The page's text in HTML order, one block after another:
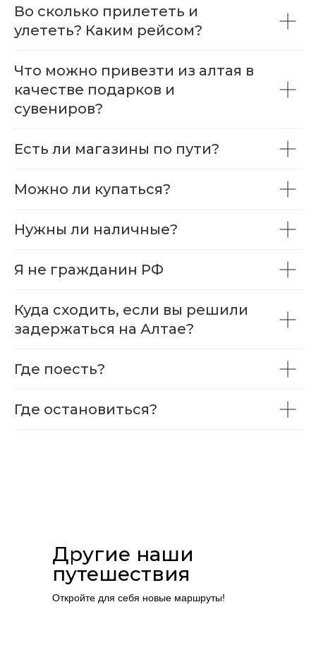
Во сколько прилететь и
улететь? Каким рейсом?
Что можно привезти из алтая в
качестве подарков и
сувениров?
Есть ли магазины по пути?
Можно ли купаться?
Нужны ли наличные?
Я не гражданин РФ
Куда сходить, если вы решили
задержаться на Алтае?
Где поесть?
Где остановиться?
Другие наши
путешествия
Откройте для себя новые маршруты!